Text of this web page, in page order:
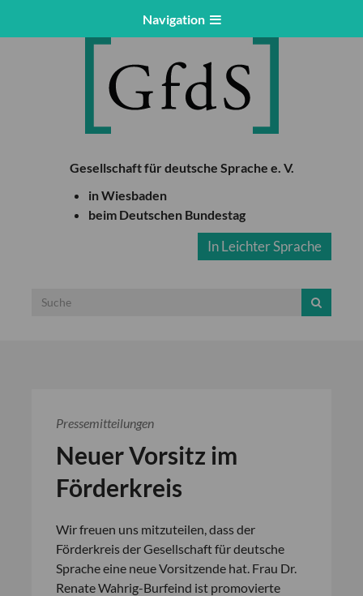
Navigation
Gesellschaft für deutsche Sprache e. V.
in Wiesbaden
beim Deutschen Bundestag
In Leichter Sprache
Pressemitteilungen
Neuer Vorsitz im
Förderkreis
Wir freuen uns mitzuteilen, dass der
Förderkreis der Gesellschaft für deutsche
Sprache eine neue Vorsitzende hat. Frau Dr.
Renate Wahrig-Burfeind ist promovierte